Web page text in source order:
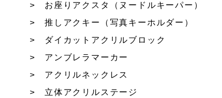
お座りアクスタ（ヌードルキーパー）
推しアクキー（写真キーホルダー）
ダイカットアクリルブロック
アンブレラマーカー
アクリルネックレス
立体アクリルステージ